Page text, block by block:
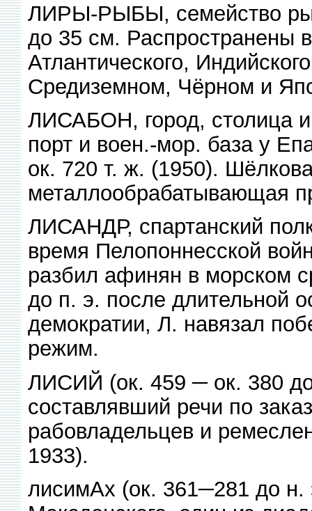
ЛИРЫ-РЫБЫ, семейство
до 35 см. Распространены
Атлантического,
Средиземном, Чёрном и
ЛИСАБОН, город, столица и
порт и воен.-мор. база у
ок. 720 т. ж. (1950).
металлообрабатывающая
ЛИСАНДР, спартанский
время Пелопоннесской
разбил афинян в морском
до п. э. после длительной
демократии, Л. навязал
режим.
ЛИСИЙ (ок. 459 ─ ок. 380
составлявший речи по
рабовладельцев и
1933).
лисимАх (ок. 361─281 до н.